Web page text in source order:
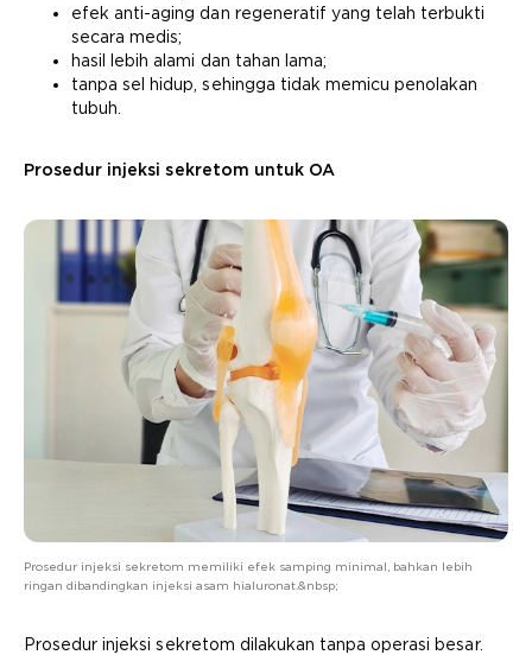
efek anti-aging dan regeneratif yang telah terbukti
secara medis;
hasil lebih alami dan tahan lama;
tanpa sel hidup, sehingga tidak memicu penolakan
tubuh.
Prosedur injeksi sekretom untuk OA
Prosedur injeksi sekretom memiliki efek samping minimal, bahkan lebih
ringan dibandingkan injeksi asam hialuronat.&nbsp;
Prosedur injeksi sekretom dilakukan tanpa operasi besar.